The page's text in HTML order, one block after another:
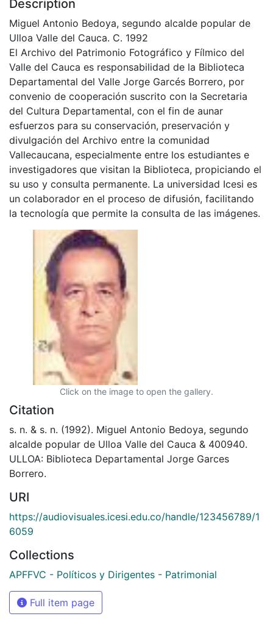
Description
Miguel Antonio Bedoya, segundo alcalde popular de
Ulloa Valle del Cauca. C. 1992
El Archivo del Patrimonio Fotográfico y Fílmico del
Valle del Cauca es responsabilidad de la Biblioteca
Departamental del Valle Jorge Garcés Borrero, por
convenio de cooperación suscrito con la Secretaria
del Cultura Departamental, con el fin de aunar
esfuerzos para su conservación, preservación y
divulgación del Archivo entre la comunidad
Vallecaucana, especialmente entre los estudiantes e
investigadores que visitan la Biblioteca, propiciando el
su uso y consulta permanente. La universidad Icesi es
un colaborador en el proceso de difusión, facilitando
la tecnología que permite la consulta de las imágenes.
Click on the image to open the gallery.
Citation
s. n. & s. n. (1992). Miguel Antonio Bedoya, segundo
alcalde popular de Ulloa Valle del Cauca & 400940.
ULLOA: Biblioteca Departamental Jorge Garces
Borrero.
URI
https://audiovisuales.icesi.edu.co/handle/123456789/1
6059
Collections
APFFVC - Políticos y Dirigentes - Patrimonial
Full item page